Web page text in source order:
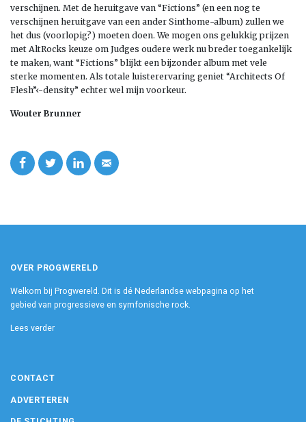
verschijnen. Met de heruitgave van “Fictions” (en een nog te
verschijnen heruitgave van een ander Sinthome-album) zullen we
het dus (voorlopig?) moeten doen. We mogen ons gelukkig prijzen
met AltRocks keuze om Judges oudere werk nu breder toegankelijk
te maken, want “Fictions” blijkt een bijzonder album met vele
sterke momenten. Als totale luisterervaring geniet “Architects Of
Flesh”‹-density” echter wel mijn voorkeur.
Wouter Brunner
OVER PROGWERELD
Welkom bij Progwereld. Dit is dé Nederlandse webpagina op het
gebied van progressieve en symfonische rock.
Lees verder
CONTACT
ADVERTEREN